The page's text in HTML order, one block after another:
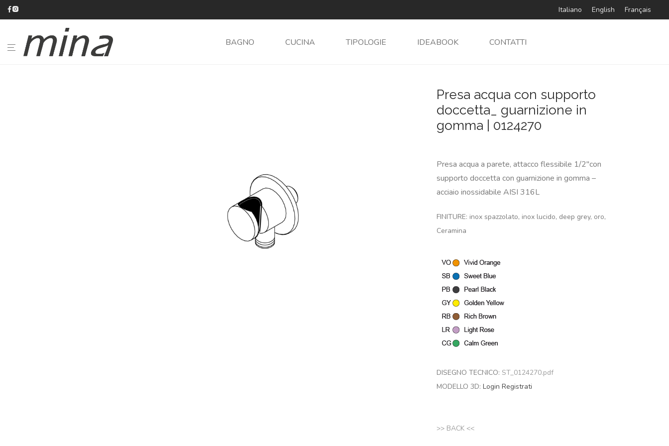
Italiano English Français
BAGNO CUCINA TIPOLOGIE IDEABOOK CONTATTI
Presa acqua con supporto
doccetta_ guarnizione in
gomma | 0124270
Presa acqua a parete, attacco flessibile 1/2″con
supporto doccetta con guarnizione in gomma –
acciaio inossidabile AISI 316L
FINITURE: inox spazzolato, inox lucido, deep grey, oro,
Ceramina
DISEGNO TECNICO: ST_0124270.pdf
MODELLO 3D: Login Registrati
>> BACK <<